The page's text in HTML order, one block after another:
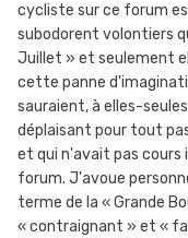
cycliste sur ce forum
subodorent volontiers
Juillet » et seulement
cette panne
sauraient, à elles-
déplaisant pour tout
et qui n'avait pas cours
forum. J'avoue
terme de la « Grande
« contraignant » et «